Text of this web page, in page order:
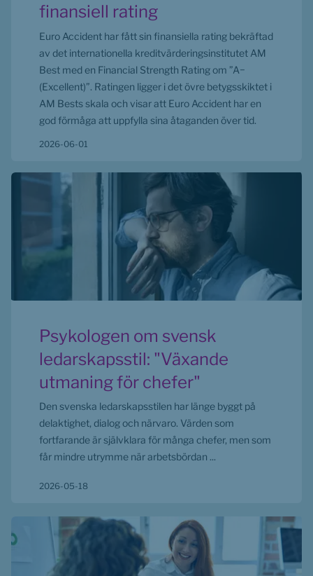
finansiell rating
Euro Accident har fått sin finansiella rating bekräftad
av det internationella kreditvärderingsinstitutet AM
Best med en Financial Strength Rating om ”A−
(Excellent)”. Ratingen ligger i det övre betygsskiktet i
AM Bests skala och visar att Euro Accident har en
god förmåga att uppfylla sina åtaganden över tid.
2026-06-01
Psykologen om svensk
ledarskapsstil: "Växande
utmaning för chefer"
Den svenska ledarskapsstilen har länge byggt på
delaktighet, dialog och närvaro. Värden som
fortfarande är självklara för många chefer, men som
får mindre utrymme när arbetsbördan ...
2026-05-18